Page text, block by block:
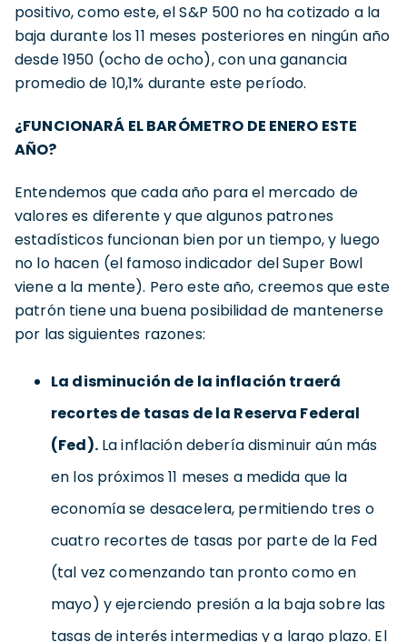
positivo, como este, el S&P 500 no ha cotizado a la
baja durante los 11 meses posteriores en ningún año
desde 1950 (ocho de ocho), con una ganancia
promedio de 10,1% durante este período.
¿FUNCIONARÁ EL BARÓMETRO DE ENERO ESTE
AÑO?
Entendemos que cada año para el mercado de
valores es diferente y que algunos patrones
estadísticos funcionan bien por un tiempo, y luego
no lo hacen (el famoso indicador del Super Bowl
viene a la mente). Pero este año, creemos que este
patrón tiene una buena posibilidad de mantenerse
por las siguientes razones:
La disminución de la inflación traerá
recortes de tasas de la Reserva Federal
(Fed).La inflación debería disminuir aún más
en los próximos 11 meses a medida que la
economía se desacelera, permitiendo tres o
cuatro recortes de tasas por parte de la Fed
(tal vez comenzando tan pronto como en
mayo) y ejerciendo presión a la baja sobre las
tasas de interés intermedias y a largo plazo. El